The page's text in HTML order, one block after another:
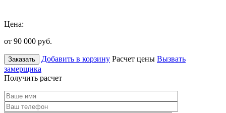
Цена:
от 90 000 руб.
Заказать Добавить в корзину Расчет цены Вызвать
замерщика
Получить расчет